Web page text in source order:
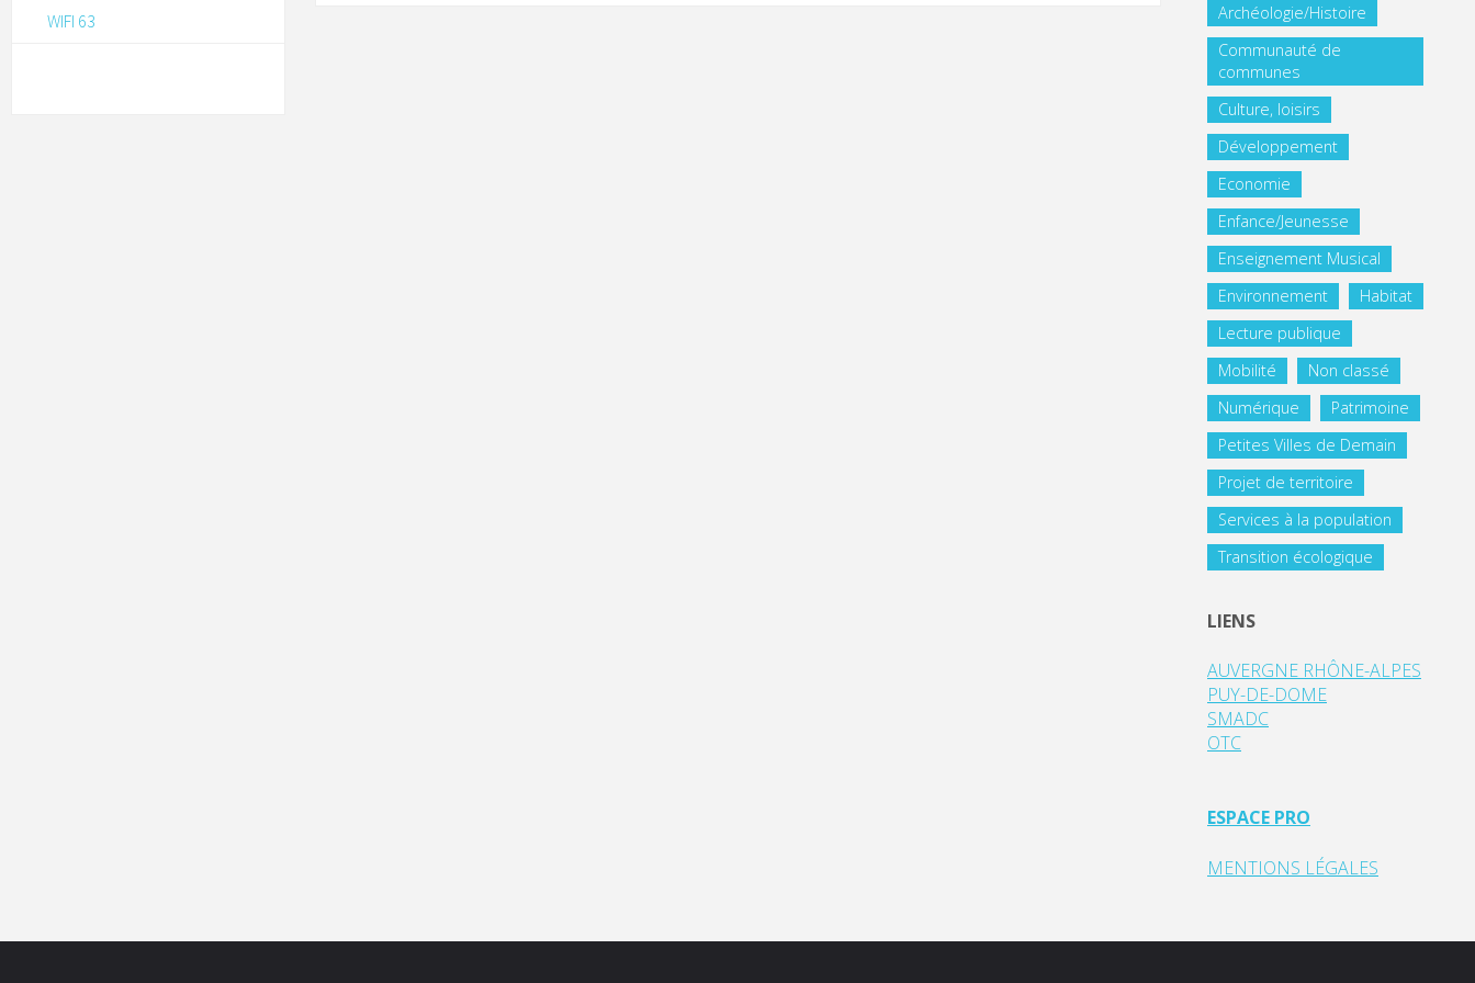
WIFI 63
Archéologie/Histoire
Communauté de
communes
Culture, loisirs
Développement
Economie
Enfance/Jeunesse
Enseignement Musical
Environnement
Habitat
Lecture publique
Mobilité
Non classé
Numérique
Patrimoine
Petites Villes de Demain
Projet de territoire
Services à la population
Transition écologique
LIENS
AUVERGNE RHÔNE-ALPES
PUY-DE-DOME
SMADC
OTC
ESPACE PRO
MENTIONS LÉGALES